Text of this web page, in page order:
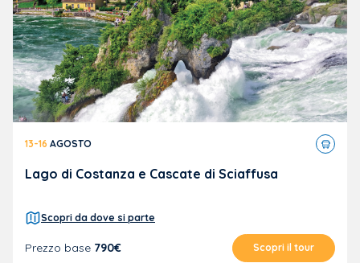
13-16 AGOSTO
Tour
in
Lago di Costanza e Cascate di Sciaffusa
Scopri da dove si parte
Prezzo base 790€ Scopri il tour